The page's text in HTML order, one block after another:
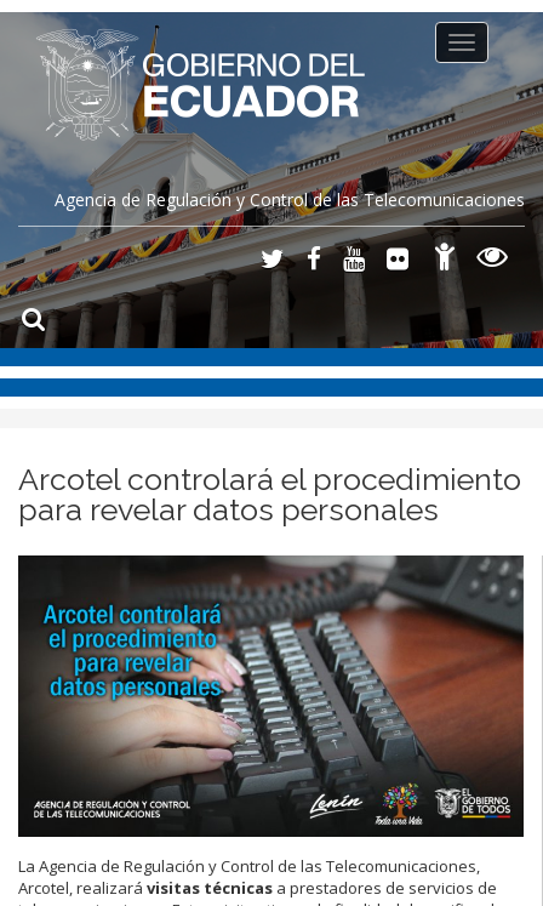
Agencia de Regulación y Control de las Telecomunicaciones
Toggle
navigation
Arcotel controlará el procedimiento
para revelar datos personales
La Agencia de Regulación y Control de las Telecomunicaciones,
Arcotel, realizará visitas técnicas a prestadores de servicios de